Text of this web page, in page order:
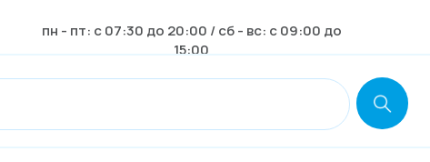
пн - пт: с 07:30 до 20:00 / сб - вс: с 09:00 до
15:00
,